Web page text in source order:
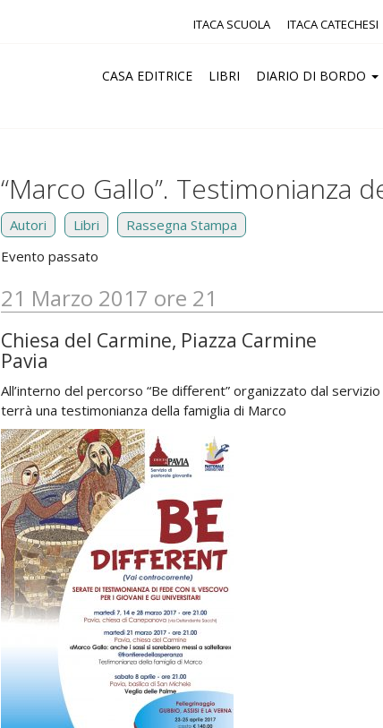
ITACA SCUOLA ITACA CATECHESI
CASA EDITRICE LIBRI DIARIO DI BORDO
“Marco Gallo”. Testimonianza
Autori Libri
Rassegna Stampa
Evento passato
21 Marzo 2017 ore 21
Chiesa del Carmine, Piazza Carmine
Pavia
All’interno del percorso “Be different” organizzato dal
terrà una testimonianza della famiglia di Marco